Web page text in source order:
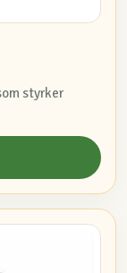
styrker